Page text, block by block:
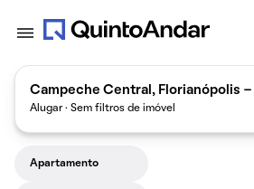
Campeche Central, Florianópolis -
Alugar · Sem filtros de imóvel
Apartamento